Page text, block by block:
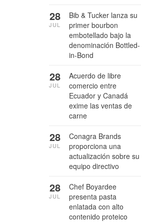
Bib & Tucker lanza su
primer bourbon
embotellado bajo la
denominación Bottled-
in-Bond
28
JUL
Acuerdo de libre
comercio entre
Ecuador y Canadá
exime las ventas de
carne
28
JUL
Conagra Brands
proporciona una
actualización sobre su
equipo directivo
28
JUL
Chef Boyardee
presenta pasta
enlatada con alto
contenido proteico
28
JUL